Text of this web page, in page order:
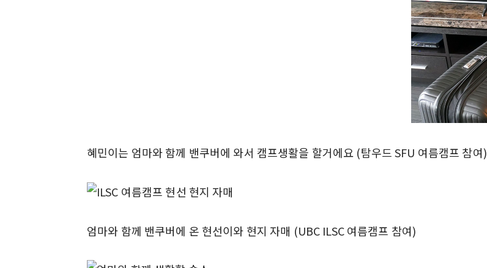
혜민이는 엄마와 함께 밴쿠버에 와서 캠프생활을 할거에요 (탐우드 SFU 여름캠프 참여)
엄마와 함께 밴쿠버에 온 현선이와 현지 자매 (UBC ILSC 여름캠프 참여)